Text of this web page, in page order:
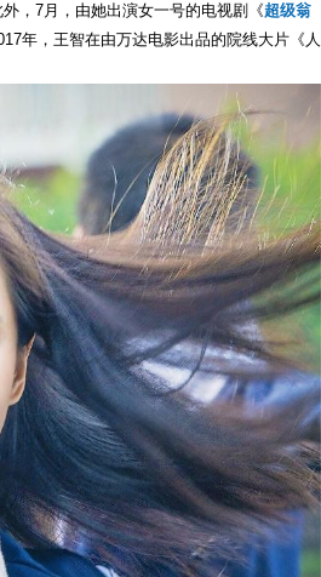
，7月，由她出演女一号的电视剧《超级翁
年，王智在由万达电影出品的院线大片《人